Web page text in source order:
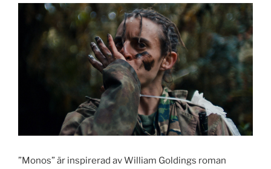
”Monos” är inspirerad av William Goldings roman